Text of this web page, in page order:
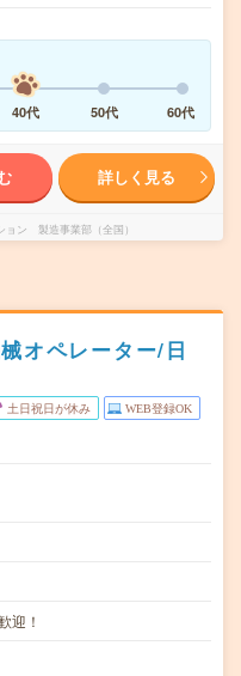
40代 50代 60代
詳しく見る
ョン 製造事業部（全国）
オペレーター/日
土日祝日が休み WEB登録OK
迎！